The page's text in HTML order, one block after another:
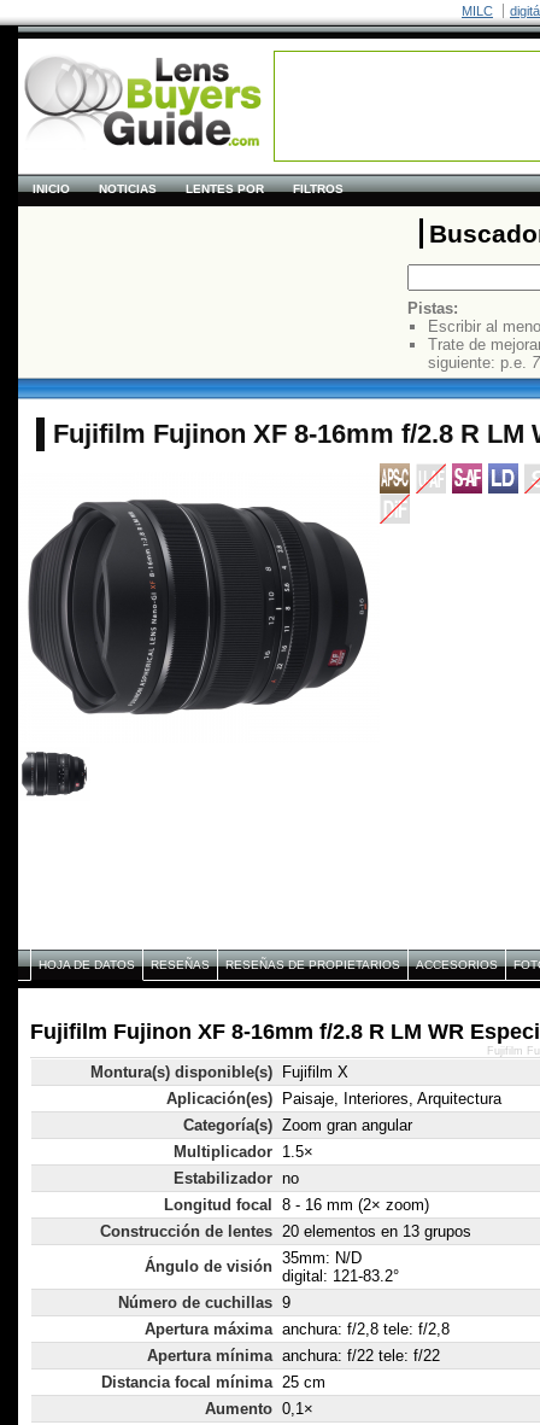
MILC
INICIO NOTICIAS LENTES POR FILTROS
Pistas:
Escribir al
Trate de
siguiente: p.e.
Fujifilm Fujinon XF 8-16mm f/2.8 R LM
HOJA DE DATOS RESEÑAS RESEÑAS DE PROPIETARIOS ACCESORIOS
Fujifilm Fujinon XF 8-16mm f/2.8 R LM WR
Montura(s) disponible(s)
Fujifilm X
Aplicación(es)
Paisaje, Interiores, Arquitectura
Categoría(s) Zoom gran angular
Multiplicador 1.5×
Estabilizador no
Longitud focal
8 - 16 mm (2× zoom)
Construcción de lentes 20 elementos en 13 grupos
Ángulo de visión 35mm: N/D
digital: 121-83.2°
Número de cuchillas 9
Apertura máxima anchura: f/2,8 tele: f/2,8
Apertura mínima anchura: f/22 tele: f/22
Distancia focal mínima 25 cm
Aumento 0,1×
Fujifilm